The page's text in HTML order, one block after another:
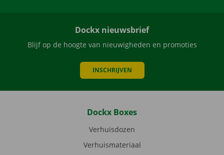
Dockx nieuwsbrief
Blijf op de hoogte van nieuwigheden en promoties
INSCHRIJVEN
Dockx Boxes
Verhuisdozen
Verhuismateriaal